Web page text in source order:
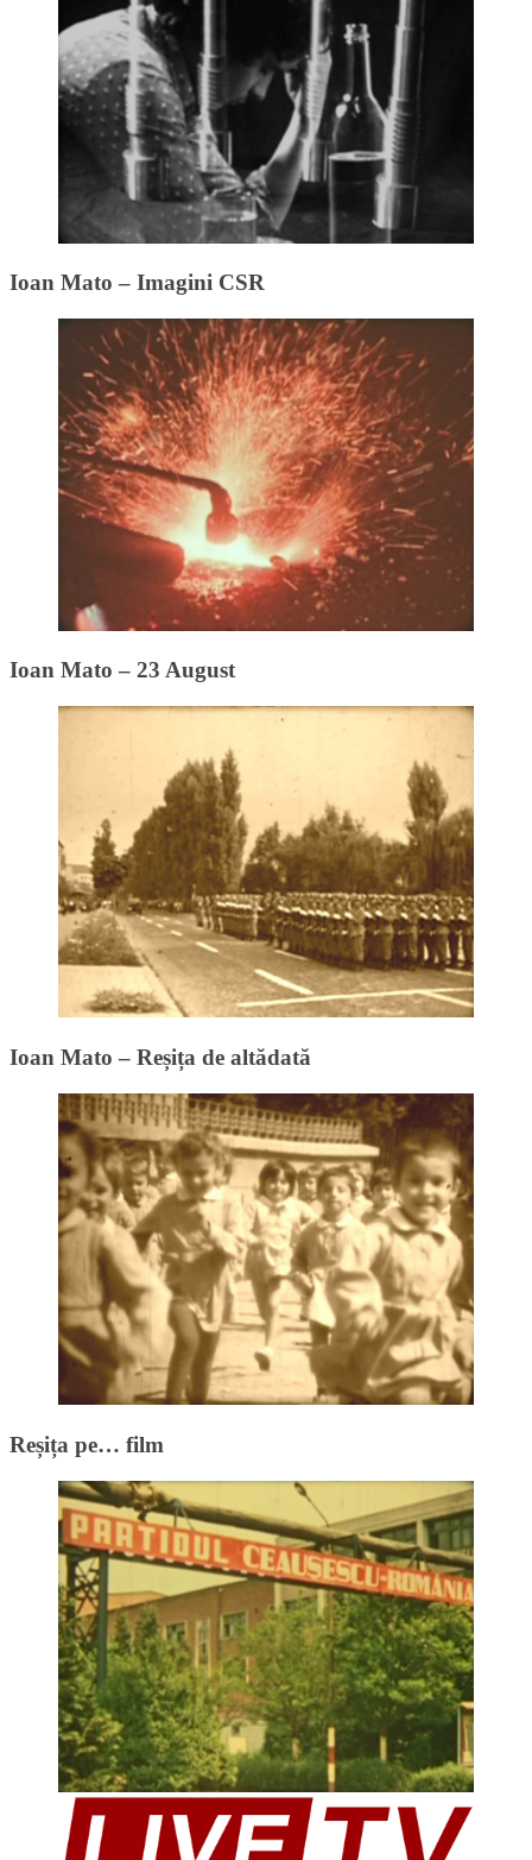
Ioan Mato – Imagini CSR
Ioan Mato – 23 August
Ioan Mato – Reșița de altădată
Reșița pe… film